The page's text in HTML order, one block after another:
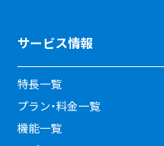
サービス情報
特長一覧
プラン・料金一覧
機能一覧